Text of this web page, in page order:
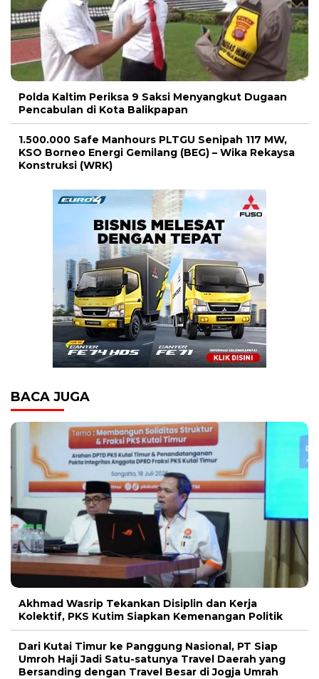
Polda Kaltim Periksa 9 Saksi Menyangkut Dugaan
Pencabulan di Kota Balikpapan
1.500.000 Safe Manhours PLTGU Senipah 117 MW,
KSO Borneo Energi Gemilang (BEG) – Wika Rekaysa
Konstruksi (WRK)
BACA JUGA
Akhmad Wasrip Tekankan Disiplin dan Kerja
Kolektif, PKS Kutim Siapkan Kemenangan Politik
Dari Kutai Timur ke Panggung Nasional, PT Siap
Umroh Haji Jadi Satu-satunya Travel Daerah yang
Bersanding dengan Travel Besar di Jogja Umrah